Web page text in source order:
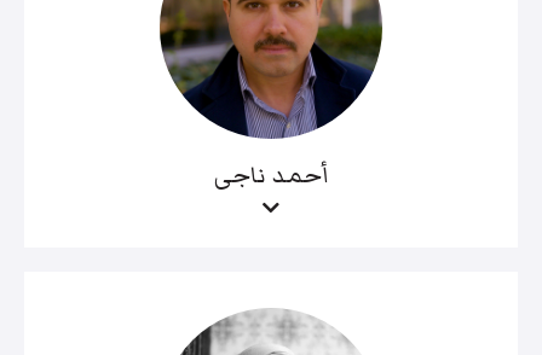
أحمد ناجى